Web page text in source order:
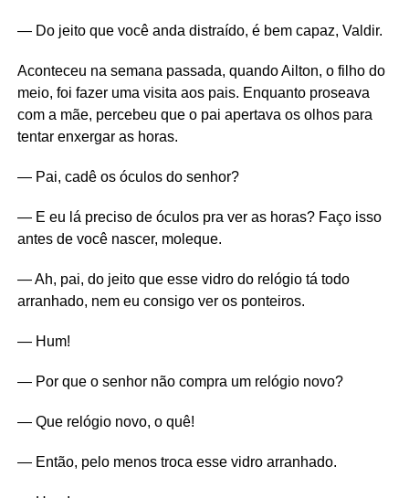
— Do jeito que você anda distraído, é bem capaz, Valdir.
Aconteceu na semana passada, quando Ailton, o filho do
meio, foi fazer uma visita aos pais. Enquanto proseava
com a mãe, percebeu que o pai apertava os olhos para
tentar enxergar as horas.
— Pai, cadê os óculos do senhor?
— E eu lá preciso de óculos pra ver as horas? Faço isso
antes de você nascer, moleque.
— Ah, pai, do jeito que esse vidro do relógio tá todo
arranhado, nem eu consigo ver os ponteiros.
— Hum!
— Por que o senhor não compra um relógio novo?
— Que relógio novo, o quê!
— Então, pelo menos troca esse vidro arranhado.